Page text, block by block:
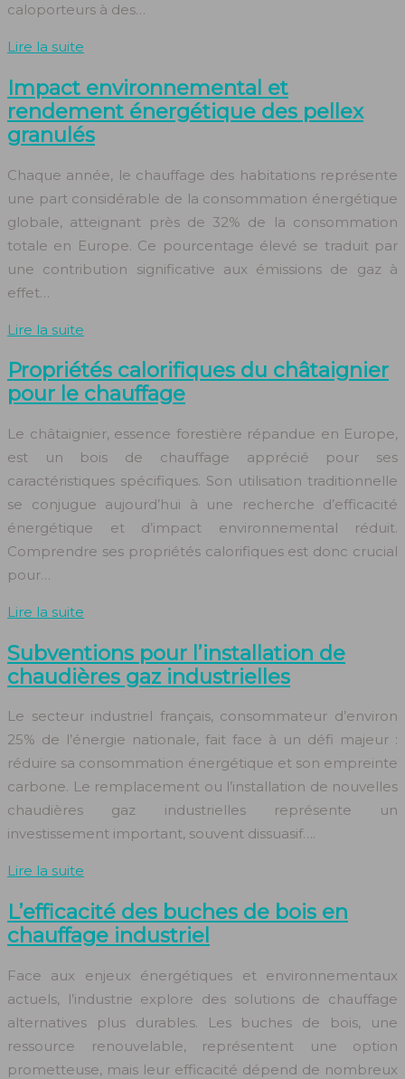
caloporteurs à des…
Lire la suite
Impact environnemental et
rendement énergétique des pellex
granulés
Chaque année, le chauffage des habitations représente
une part considérable de la consommation énergétique
globale, atteignant près de 32% de la consommation
totale en Europe. Ce pourcentage élevé se traduit par
une contribution significative aux émissions de gaz à
effet…
Lire la suite
Propriétés calorifiques du châtaignier
pour le chauffage
Le châtaignier, essence forestière répandue en Europe,
est un bois de chauffage apprécié pour ses
caractéristiques spécifiques. Son utilisation traditionnelle
se conjugue aujourd’hui à une recherche d’efficacité
énergétique et d’impact environnemental réduit.
Comprendre ses propriétés calorifiques est donc crucial
pour…
Lire la suite
Subventions pour l’installation de
chaudières gaz industrielles
Le secteur industriel français, consommateur d’environ
25% de l’énergie nationale, fait face à un défi majeur :
réduire sa consommation énergétique et son empreinte
carbone. Le remplacement ou l’installation de nouvelles
chaudières gaz industrielles représente un
investissement important, souvent dissuasif….
Lire la suite
L’efficacité des buches de bois en
chauffage industriel
Face aux enjeux énergétiques et environnementaux
actuels, l’industrie explore des solutions de chauffage
alternatives plus durables. Les buches de bois, une
ressource renouvelable, représentent une option
prometteuse, mais leur efficacité dépend de nombreux